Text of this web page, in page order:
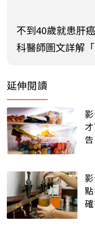
不到40歲就患肝
科醫師圖文詳解「
延伸閱讀